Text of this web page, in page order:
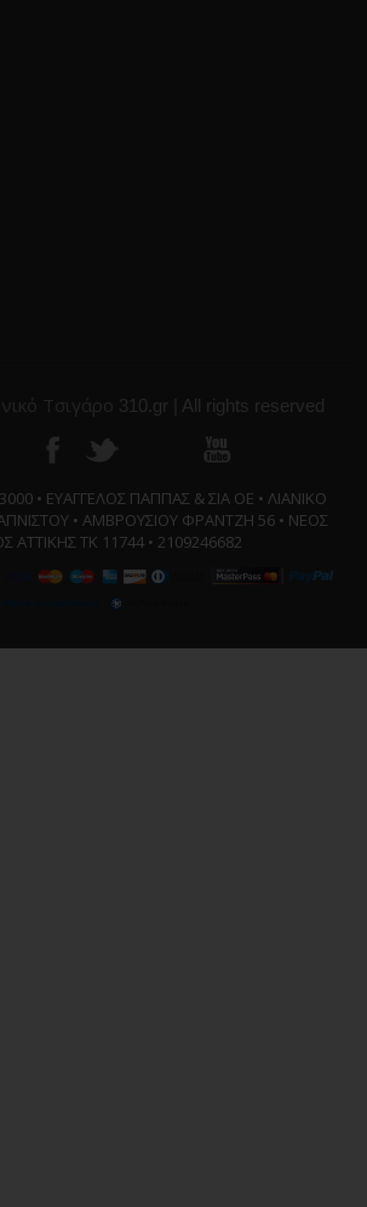
Τσιγάρο 310.gr | All rights reserved
• ΕΥΑΓΓΕΛΟΣ ΠΑΠΠΑΣ & ΣΙΑ ΟΕ • ΛΙΑΝΙΚΟ
• ΑΜΒΡΟΥΣΙΟΥ ΦΡΑΝΤΖΗ 56 • ΝΕΟΣ
ΑΤΤΙΚΗΣ ΤΚ 11744 • 2109246682